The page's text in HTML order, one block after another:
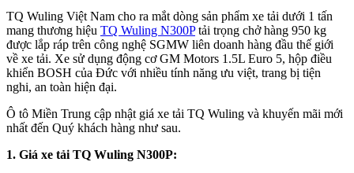
TQ Wuling Việt Nam cho ra mắt dòng sản phẩm xe tải dưới 1 tấn
mang thương hiệu TQ Wuling N300Ptải trọng chở hàng 950 kg
được lắp ráp trên công nghệ SGMW liên doanh hàng đầu thế giới
về xe tải. Xe sử dụng động cơ GM Motors 1.5L Euro 5, hộp điều
khiển BOSH của Đức với nhiều tính năng ưu việt, trang bị tiện
nghi, an toàn hiện đại.
Ô tô Miền Trung cập nhật giá xe tải TQ Wuling và khuyến mãi mới
nhất đến Quý khách hàng như sau.
1. Giá xe tải TQ Wuling N300P: